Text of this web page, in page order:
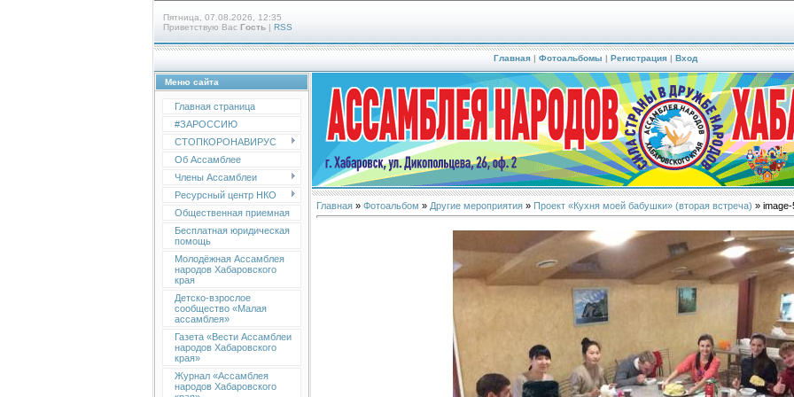
Пятница, 07.08.2026, 12:35
Приветствую Вас Гость | RSS
Главная | Фотоальбомы | Регистрация | Вход
Меню сайта
Главная страница
#ЗАРОССИЮ
СТОПКОРОНАВИРУС
Об Ассамблее
Члены Ассамблеи
Ресурсный центр НКО
Общественная приемная
Бесплатная юридическая
помощь
Молодёжная Ассамблея
народов Хабаровского
края
Детско-взрослое
сообщество «Малая
ассамблея»
Газета «Вести Ассамблеи
народов Хабаровского
края»
Журнал «Ассамблея
народов Хабаровского
Главная » Фотоальбом » Другие мероприятия » Проект «Кухня моей бабушки» (вторая встреча) » image-